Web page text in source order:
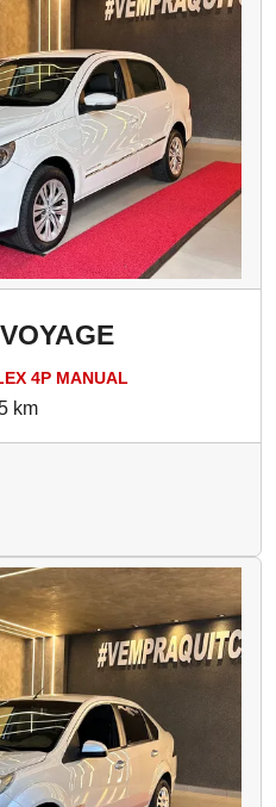
VOYAGE
4P MANUAL
km